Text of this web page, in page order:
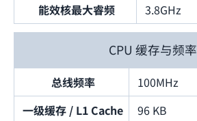
能效核最大睿频
3.8GHz
CPU 缓存与频率
总线频率
100MHz
一级缓存 / L1 Cache
96 KB